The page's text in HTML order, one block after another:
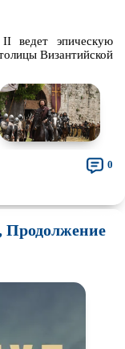
ведет эпическую
Византийской
0
Продолжение